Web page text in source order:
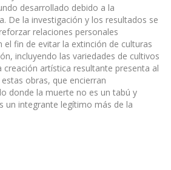
desarrollado debido a la
De la investigación y los resultados se
relaciones personales
el fin de evitar la extinción de culturas
incluyendo las variedades de cultivos
creación artística resultante presenta al
obras, que encierran
donde la muerte no es un tabú y
un integrante legítimo más de la